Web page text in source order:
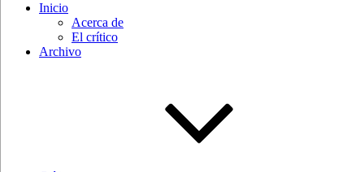
Inicio
Acerca de
El crítico
Archivo